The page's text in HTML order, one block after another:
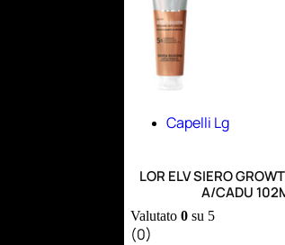
Capelli Lg
LOR ELV SIERO
A/CADU
Valutato 0su 5
(0)